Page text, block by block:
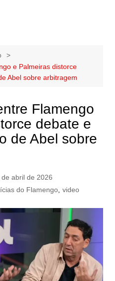
e Palmeiras distorce
Abel sobre arbitragem
Flamengo
debate e
de Abel sobre
de abril de 2026
do Flamengo, video